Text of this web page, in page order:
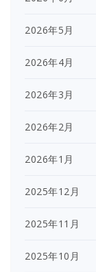
2026年5月
2026年4月
2026年3月
2026年2月
2026年1月
2025年12月
2025年11月
2025年10月